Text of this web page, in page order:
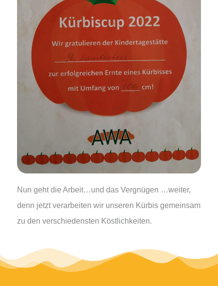
Nun geht die Arbeit…und das Vergnügen …weiter,
denn jetzt verarbeiten wir unseren Kürbis gemeinsam
zu den verschiedensten Köstlichkeiten.